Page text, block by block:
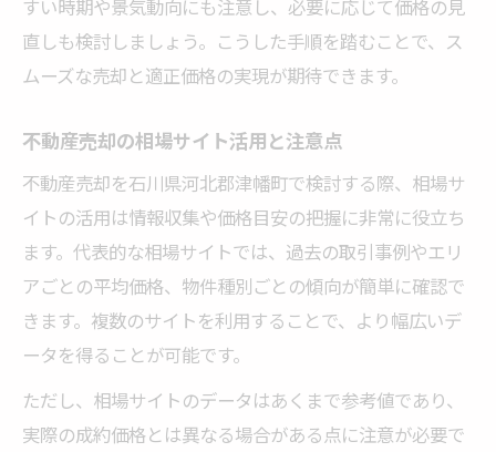
すい時期や景気動向にも注意し、必要に応じて価格の見
直しも検討しましょう。こうした手順を踏むことで、ス
ムーズな売却と適正価格の実現が期待できます。
不動産売却の相場サイト活用と注意点
不動産売却を石川県河北郡津幡町で検討する際、相場サ
イトの活用は情報収集や価格目安の把握に非常に役立ち
ます。代表的な相場サイトでは、過去の取引事例やエリ
アごとの平均価格、物件種別ごとの傾向が簡単に確認で
きます。複数のサイトを利用することで、より幅広いデ
ータを得ることが可能です。
ただし、相場サイトのデータはあくまで参考値であり、
実際の成約価格とは異なる場合がある点に注意が必要で